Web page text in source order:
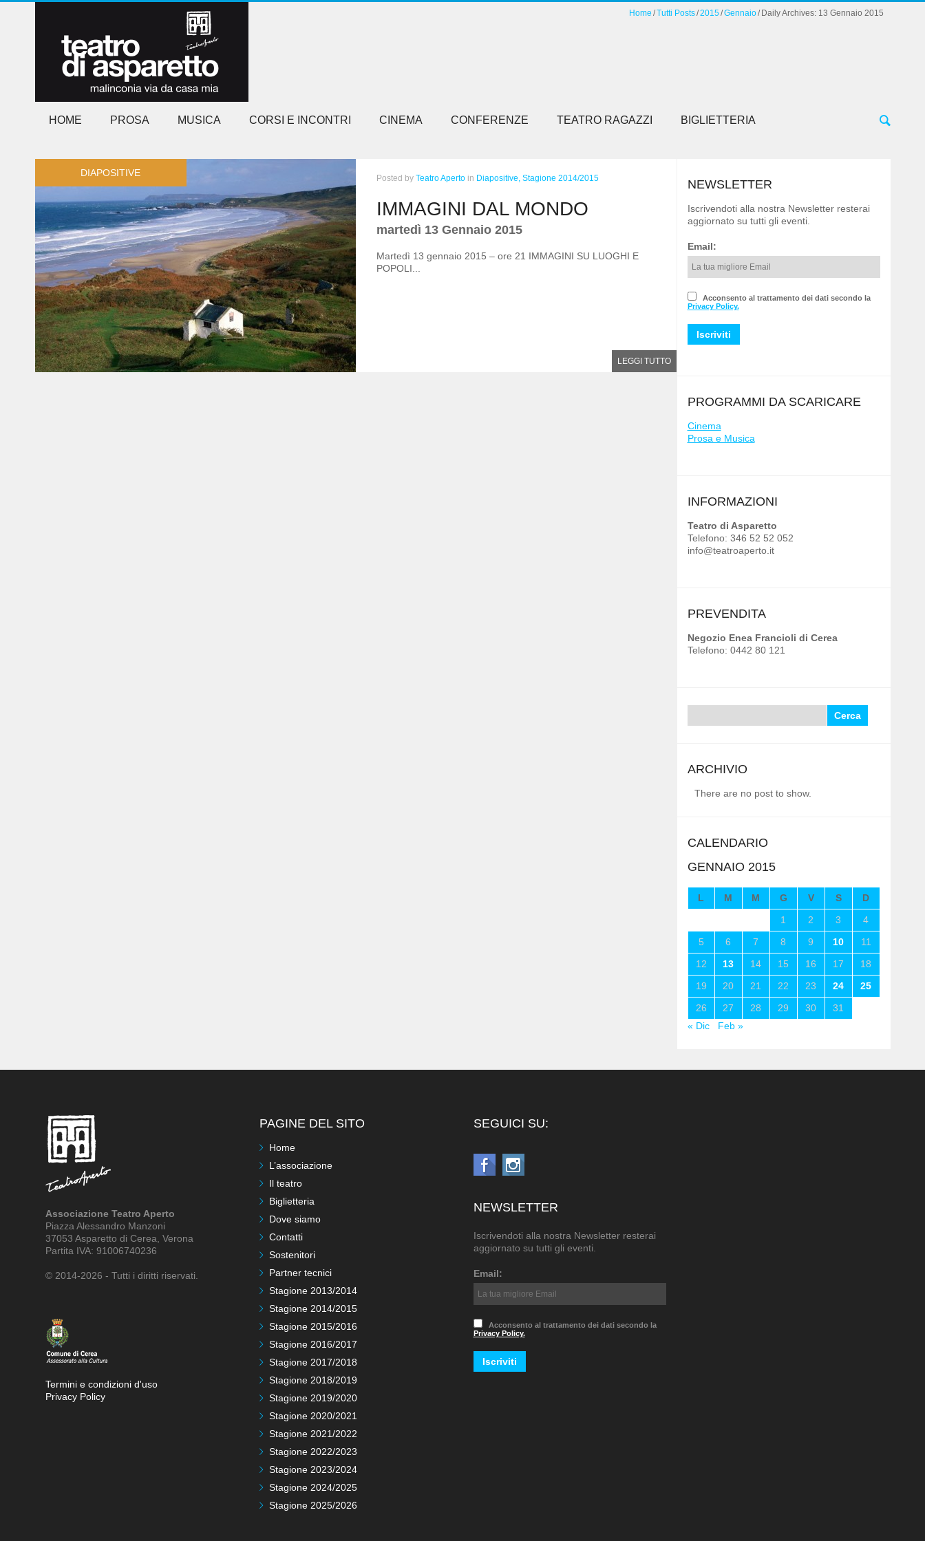
Home Tutti Posts 2015 Gennaio Daily Archives: 13 Gennaio 2015
HOME PROSA MUSICA CORSI E INCONTRI CINEMA CONFERENZE TEATRO RAGAZZI BIGLIETTERIA
DIAPOSITIVE Posted by Teatro Aperto in Diapositive, Stagione 2014/2015
IMMAGINI DAL MONDO
martedì 13 Gennaio 2015
Martedì 13 gennaio 2015 – ore 21 IMMAGINI SU LUOGHI E
POPOLI...
LEGGI TUTTO
NEWSLETTER
Iscrivendoti alla nostra Newsletter resterai
aggiornato su tutti gli eventi.
Email:
Acconsento al trattamento dei dati secondo la
Privacy Policy.
PROGRAMMI DA SCARICARE
Cinema
Prosa e Musica
INFORMAZIONI
Teatro di Asparetto
Telefono: 346 52 52 052
info@teatroaperto.it
PREVENDITA
Negozio Enea Francioli di Cerea
Telefono: 0442 80 121
ARCHIVIO
There are no post to show.
CALENDARIO
GENNAIO 2015
L M M G V S
D
1
2 3
4
5
6 7 8 9 10
11
12
13 14 15 16 17
18
19
20 21 22 23 24
25
26
27 28 29 30
31
« Dic
Feb »
Associazione Teatro Aperto
Piazza Alessandro Manzoni
37053 Asparetto di Cerea, Verona
Partita IVA: 91006740236
© 2014-2026 - Tutti i diritti riservati.
Termini e condizioni d'uso
Privacy Policy
PAGINE DEL SITO
Home
L’associazione
Il teatro
Biglietteria
Dove siamo
Contatti
Sostenitori
Partner tecnici
Stagione 2013/2014
Stagione 2014/2015
Stagione 2015/2016
Stagione 2016/2017
Stagione 2017/2018
Stagione 2018/2019
Stagione 2019/2020
Stagione 2020/2021
Stagione 2021/2022
Stagione 2022/2023
Stagione 2023/2024
Stagione 2024/2025
Stagione 2025/2026
SEGUICI SU:
NEWSLETTER
Iscrivendoti alla nostra Newsletter resterai
aggiornato su tutti gli eventi.
Email:
Acconsento al trattamento dei dati secondo la
Privacy Policy.